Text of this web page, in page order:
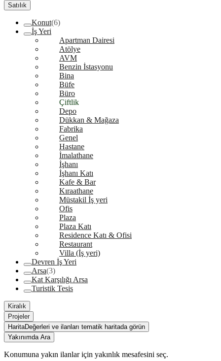
Satılık
Konut(6)
İş Yeri
Apartman Dairesi
Atölye
AVM
Benzin İstasyonu
Bina
Büfe
Büro
Çiftlik
Depo
Dükkan & Mağaza
Fabrika
Genel
Hastane
İmalathane
İşhanı
İşhanı Katı
Kafe & Bar
Kıraathane
Müstakil İş yeri
Ofis
Plaza
Plaza Katı
Residence Katı & Ofisi
Restaurant
Villa (İş yeri)
Devren İş Yeri
Arsa(3)
Kat Karşılığı Arsa
Turistik Tesis
Kiralık
Projeler
HaritaDeğerleri ve ilanları tematik haritada görün
Yakınımda Ara
Konumuna yakın ilanlar için yakınlık mesafesini seç.